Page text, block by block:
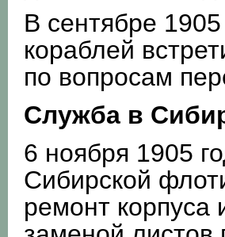
В сентябре
кораблей
по вопросам
Служба в
6 ноября 1905
Сибирской
ремонт корпуса